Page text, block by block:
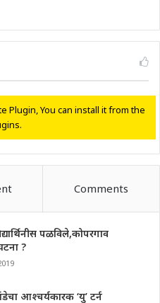
Plugin, You can install it from the
Comments
पळविले,कोपरगाव
?
आश्चर्यकारक ‘यु’ टर्न